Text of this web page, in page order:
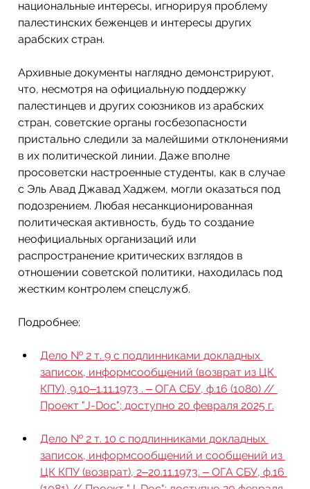
национальные интересы, игнорируя проблему
палестинских беженцев и интересы других
арабских стран.
Архивные документы наглядно демонстрируют,
что, несмотря на официальную поддержку
палестинцев и других союзников из арабских
стран, советские органы госбезопасности
пристально следили за малейшими отклонениями
в их политической линии. Даже вполне
просоветски настроенные студенты, как в случае
с Эль Авад Джавад Хаджем, могли оказаться под
подозрением. Любая несанкционированная
политическая активность, будь то создание
неофициальных организаций или
распространение критических взглядов в
отношении советской политики, находилась под
жестким контролем спецслужб.
Подробнее:
Дело № 2 т. 9 c подлинниками докладных
записок, информсообщений (возврат из ЦК
КПУ), 9.10‒1.11.1973 . ‒ ОГА СБУ, ф.16 (1080) //
Проект "J-Doc"; доступно 20 февраля 2025 г.
Дело № 2 т. 10 c подлинниками докладных
записок, информсообщений и сообщений из
ЦК КПУ (возврат), 2‒20.11.1973. ‒ ОГА СБУ, ф.16